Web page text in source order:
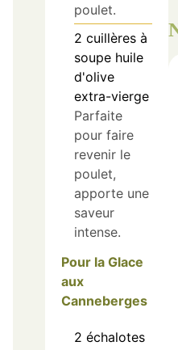
poulet.
2 cuillères à
soupe huile
d'olive
extra-vierge
Parfaite
pour faire
revenir le
poulet,
apporte une
saveur
intense.
Pour la Glace
aux
Canneberges
2 échalotes